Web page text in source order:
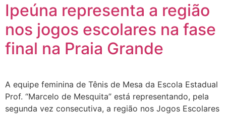
Ipeúna representa a região
nos jogos escolares na fase
final na Praia Grande
A equipe feminina de Tênis de Mesa da Escola Estadual
Prof. “Marcelo de Mesquita” está representando, pela
segunda vez consecutiva, a região nos Jogos Escolares